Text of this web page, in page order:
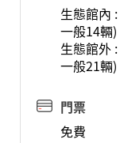
生態館內
一般14輛)
生態館外
一般21輛)
門票
免費